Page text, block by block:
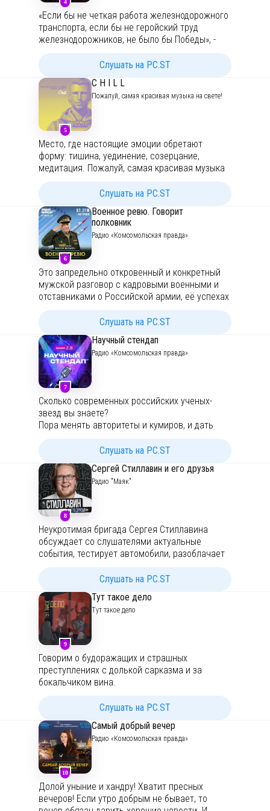
навести порядок в знаниях.
4
«Если бы не четкая работа железнодорожного
транспорта, если бы не геройский труд
железнодорожников, не было бы Победы», -
Жуков. И действительно, сколько всего
повидали железные дороги в годы Великой
Отечественной. Эвакуацию людей и техники,
переброску войск на фронт, бомбежки и
взрывы, госпитали на колесах и, конечно,
поезда, везущие наших солдат из Берлина.
Рассказываем о самых ярких страницах этой
истории в нашем подкасте.
Слушать на PC.ST
5
C H I L L
Пожалуй, самая красивая музыка на свете!
Место, где настоящие эмоции обретают
форму: тишина, уединение, созерцание,
медитация. Пожалуй, самая красивая музыка
Слушать на PC.ST
6
Военное ревю. Говорит
полковник
Радио «Комсомольская правда»
Это запредельно откровенный и конкретный
мужской разговор с кадровыми военными и
отставниками о Российской армии, её успехах
обсуждение наиболее злободневных
международных военно-политических тем:
иностранные армии, вооруженные конфликты,
зарубежная боевая техника, разведоперации.
На ваши вопросы в прямом эфире отвечает
военный обозреватель "КП", полковник Виктор
Баранец.
ставьте оценки и пишите комментарии!
Слушать на PC.ST
7
Научный стендап
Радио «Комсомольская правда»
Сколько современных российских ученых-
звезд вы знаете?
Пора менять авторитеты и кумиров, и дать
нашим ученым. Это проект «Научный стендап»,
где восходящие звезды российской науки
простым и понятным языком рассказывают об
открытиях, которые изменят нашу жизнь!
Медиагруппа «Комсомольская правда» при
поддержке Института развития интернета
запускает новый научно-популярный проект
«Живая наука или Научный стендап», в
котором лучшие ученые и исследователи
России в легкой и увлекательной форме
технических достижениях и научных
открытиях современности.
Слушать на PC.ST
8
Сергей Стиллавин и его друзья
Радио "Маяк"
Неукротимая бригада Сергея Стиллавина
обсуждает со слушателями актуальные
события, тестирует автомобили, разоблачает
и женщин, и делает ещё много чего
увлекательного!
Слушать на PC.ST
9
Тут такое дело
Тут такое дело
Говорим о будоражащих и страшных
преступлениях с долькой сарказма и за
бокальчиком вина.
Послушать эксклюзивный контент и
посмотреть, что еще интересного мы делаем:
http://tyttakoedelo.ru/links
По вопросам рекламы:
gonchukova.m@yandex.ru
Связаться с ведущими:
tyt.takoedelo@gmail.com
Слушать на PC.ST
10
Самый добрый вечер
Радио «Комсомольская правда»
Долой уныние и хандру! Хватит пресных
вечеров! Если утро добрым не бывает, то